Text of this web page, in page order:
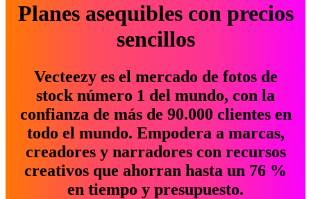
Planes asequibles con precios
sencillos
Vecteezy es el mercado de fotos de
stock número 1 del mundo, con la
confianza de más de 90.000 clientes en
todo el mundo. Empodera a marcas,
creadores y narradores con recursos
creativos que ahorran hasta un 76 %
en tiempo y presupuesto.